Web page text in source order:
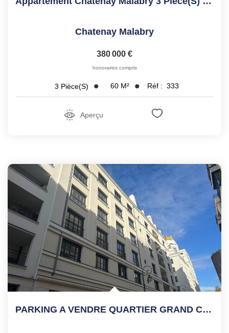
Chatenay Malabry
380 000 €
honoraires compris
3 Pièce(s) 60 M² Réf : 333
Aperçu
PARKING A VENDRE QUARTIER GRAND CANAL